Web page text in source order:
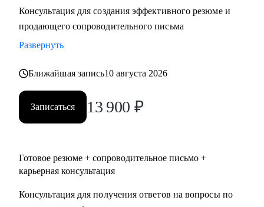
• Два высших образования - Менеджмент и Стратегическое
управление персоналом. Дополнительное образование в
сфере коучинга и карьерного консультирования.
С чем помогу:
• Нет приглашений на интервью - разберем, почему рынок
не видит вашу ценность, и исправим.
• Не знаете, как выгодно представить опыт - соберем
• Перерыв в работе, разнородный бэкграунд (нелинейный
которая закроет вопросы нанимающей стороны.
Консультация для создания эффективного резюме и
продающего сопроводительного письма
Развернуть
Ближайшая запись10 августа 2026
Записаться 13 900 ₽
Готовое резюме + сопроводительное письмо +
карьерная консультация
Консультация для получения ответов на вопросы по